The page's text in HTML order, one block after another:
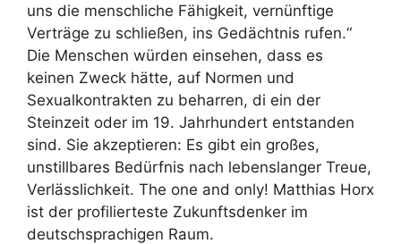
uns die menschliche Fähigkeit, vernünftige
Verträge zu schließen, ins Gedächtnis rufen.“
Die Menschen würden einsehen, dass es
keinen Zweck hätte, auf Normen und
Sexualkontrakten zu beharren, di ein der
Steinzeit oder im 19. Jahrhundert entstanden
sind. Sie akzeptieren: Es gibt ein großes,
unstillbares Bedürfnis nach lebenslanger Treue,
Verlässlichkeit. The one and only! Matthias Horx
ist der profilierteste Zukunftsdenker im
deutschsprachigen Raum.